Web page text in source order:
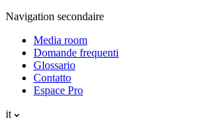
Navigation secondaire
Media room
Domande frequenti
Glossario
Contatto
Espace Pro
it